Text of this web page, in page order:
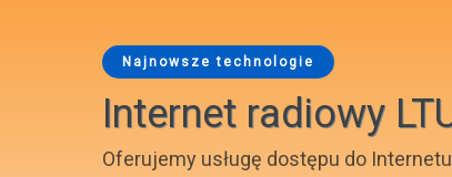
Najnowsze technologie
Internet radiowy
Oferujemy usługę dostępu do